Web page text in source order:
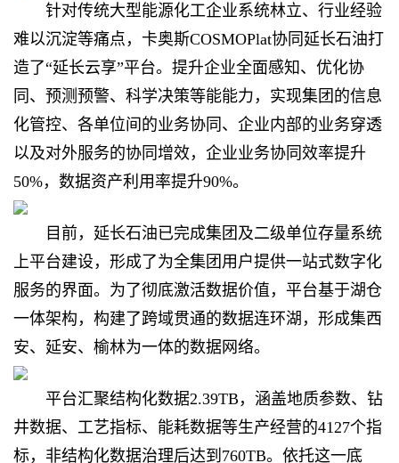
针对传统大型能源化工企业系统林立、行业经验
难以沉淀等痛点，卡奥斯COSMOPlat协同延长石油打
造了“延长云享”平台。提升企业全面感知、优化协
同、预测预警、科学决策等能能力，实现集团的信息
化管控、各单位间的业务协同、企业内部的业务穿透
以及对外服务的协同增效，企业业务协同效率提升
50%，数据资产利用率提升90%。
目前，延长石油已完成集团及二级单位存量系统
上平台建设，形成了为全集团用户提供一站式数字化
服务的界面。为了彻底激活数据价值，平台基于湖仓
一体架构，构建了跨域贯通的数据连环湖，形成集西
安、延安、榆林为一体的数据网络。
平台汇聚结构化数据2.39TB，涵盖地质参数、钻
井数据、工艺指标、能耗数据等生产经营的4127个指
标，非结构化数据治理后达到760TB。依托这一底